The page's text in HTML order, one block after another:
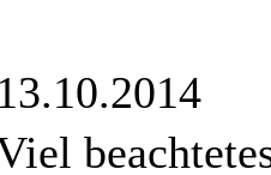
13.10.2014